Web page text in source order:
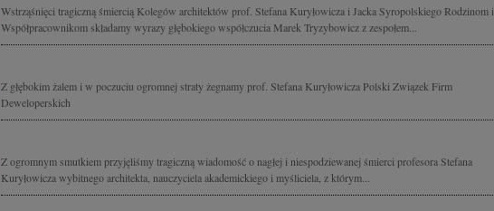
Wstrząśnięci tragiczną śmiercią Kolegów architektów prof. Stefana Kuryłowicza i Jacka Syropolskiego Rodzinom i
Współpracownikom składamy wyrazy głębokiego współczucia Marek Tryzybowicz z zespołem...
Z głębokim żalem i w poczuciu ogromnej straty żegnamy prof. Stefana Kuryłowicza Polski Związek Firm
Deweloperskich
Z ogromnym smutkiem przyjęliśmy tragiczną wiadomość o nagłej i niespodziewanej śmierci profesora Stefana
Kuryłowicza wybitnego architekta, nauczyciela akademickiego i myśliciela, z którym...